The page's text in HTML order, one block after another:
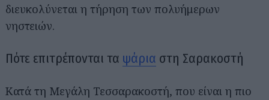
διευκολύνεται η τήρηση των πολυήμερων
νηστειών.
Πότε επιτρέπονται τα ψάρια στη Σαρακοστή
Κατά τη Μεγάλη Τεσσαρακοστή, που είναι η πιο